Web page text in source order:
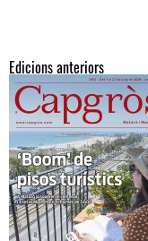
Edicions anteriors